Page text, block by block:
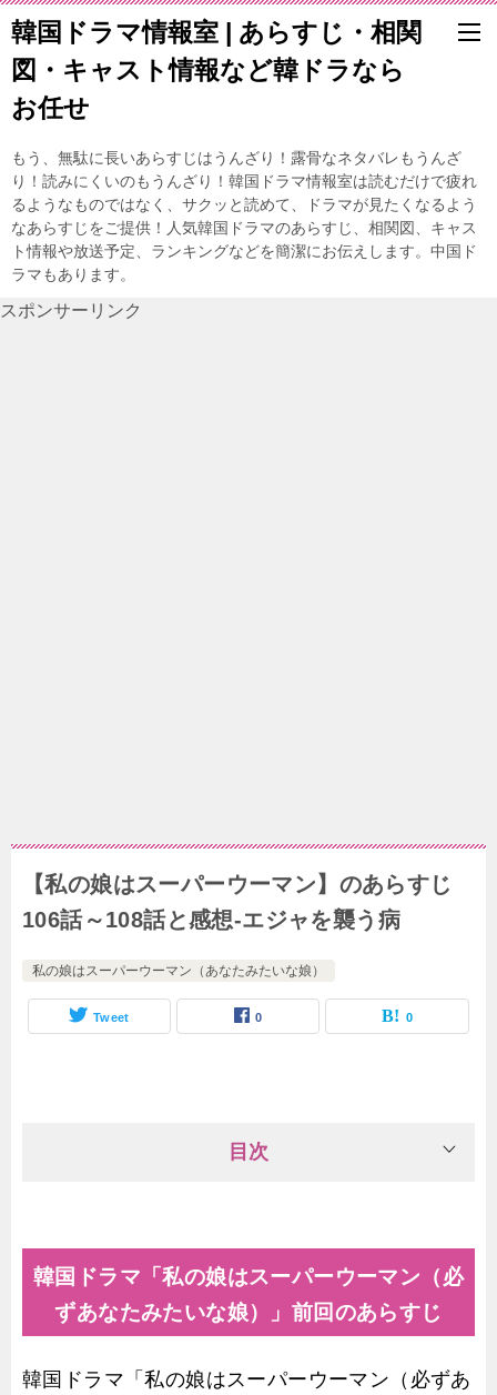
韓国ドラマ情報室 | あらすじ・相関
図・キャスト情報など韓ドラなら
お任せ
もう、無駄に長いあらすじはうんざり！露骨なネタバレもうんざ
り！読みにくいのもうんざり！韓国ドラマ情報室は読むだけで疲れ
るようなものではなく、サクッと読めて、ドラマが見たくなるよう
なあらすじをご提供！人気韓国ドラマのあらすじ、相関図、キャス
ト情報や放送予定、ランキングなどを簡潔にお伝えします。中国ド
ラマもあります。
スポンサーリンク
【私の娘はスーパーウーマン】のあらすじ
106話～108話と感想-エジャを襲う病
私の娘はスーパーウーマン（あなたみたいな娘）
Tweet 0 0
目次
韓国ドラマ「私の娘はスーパーウーマン（必
ずあなたみたいな娘）」前回のあらすじ
韓国ドラマ「私の娘はスーパーウーマン（必ずあ